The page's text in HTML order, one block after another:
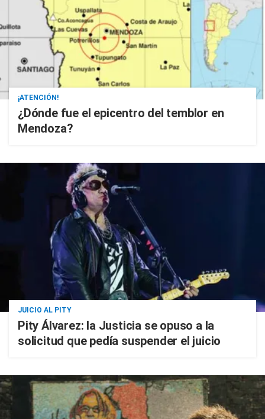
¡ATENCIÓN!
¿Dónde fue el epicentro del temblor en
Mendoza?
JUICIO AL PITY
Pity Álvarez: la Justicia se opuso a la
solicitud que pedía suspender el juicio